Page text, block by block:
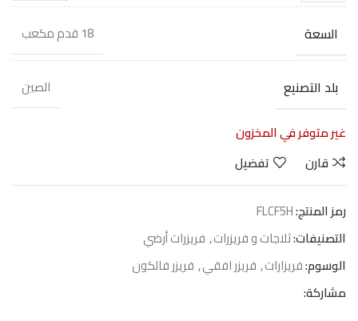
السعة 18 قدم مكعب
بلد التصنيع
الصين
غير متوفر في المخزون
قارن
تفضيل
رمز المنتج:FLCF5H
التصنيفات:ثلاجات و فريزرات, فريزرات أرضي
الوسوم:فريزارات, فريزر افقي, فريزر فالكون
مشاركة: